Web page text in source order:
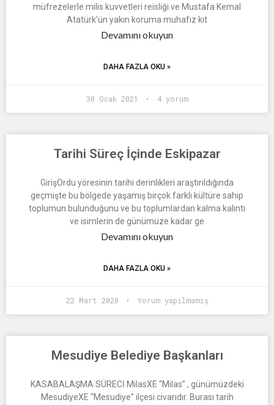
müfrezelerle milis kuvvetleri reisliği ve Mustafa Kemal
Atatürk’ün yakın koruma muhafız kıt
Devamını okuyun
DAHA FAZLA OKU »
30 Ocak 2021 4 yorum
Tarihi Süreç İçinde Eskipazar
GirişOrdu yöresinin tarihi derinlikleri araştırıldığında
geçmişte bu bölgede yaşamış birçok farklı kültüre sahip
toplumun bulunduğunu ve bu toplumlardan kalma kalıntı
ve isimlerin de günümüze kadar ge
Devamını okuyun
DAHA FAZLA OKU »
22 Mart 2020 Yorum yapılmamış
Mesudiye Belediye Başkanları
KASABALAŞMA SÜRECİ MilasXE “Milas” , günümüzdeki
MesudiyeXE “Mesudiye” ilçesi civarıdır. Burası tarih